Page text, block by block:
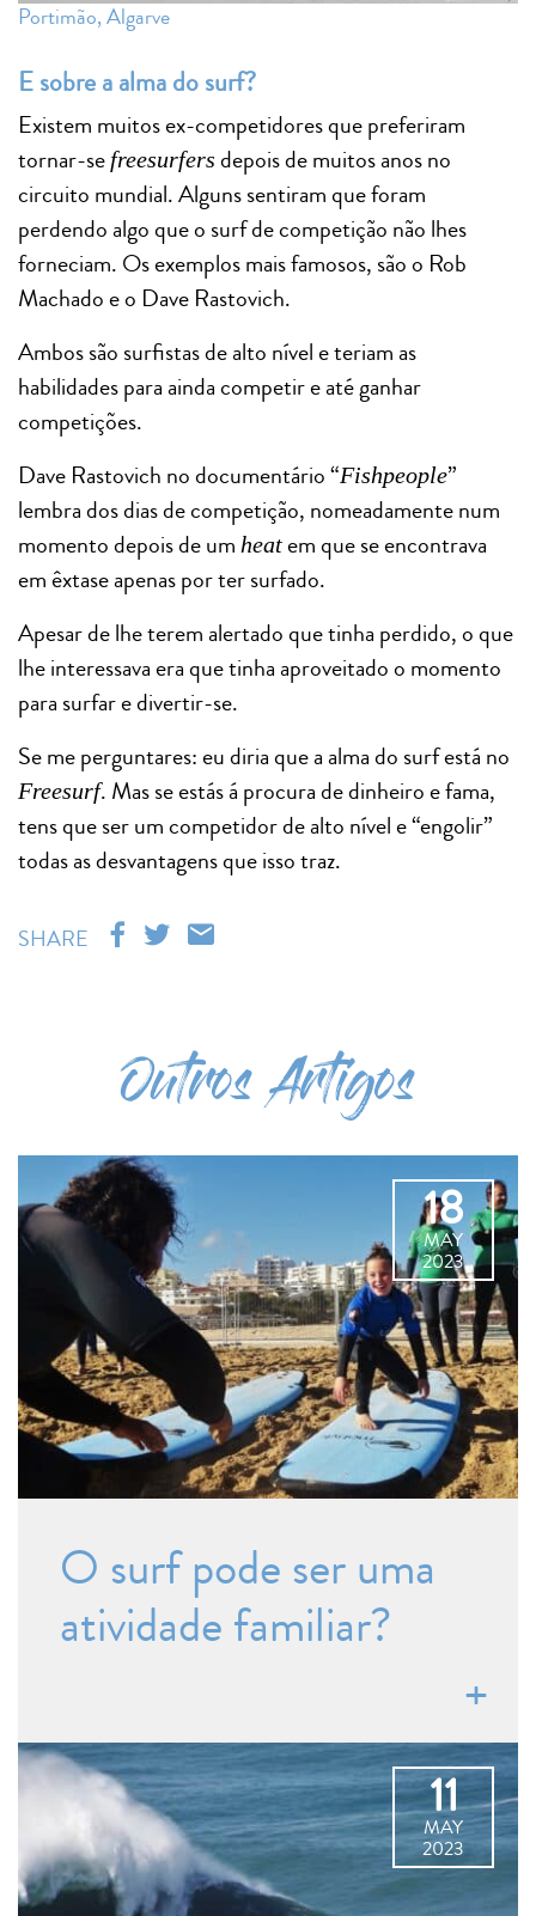
Portimão, Algarve
E sobre a alma do surf?
Existem muitos ex-competidores que preferiram
tornar-se freesurfers depois de muitos anos no
circuito mundial. Alguns sentiram que foram
perdendo algo que o surf de competição não lhes
forneciam. Os exemplos mais famosos, são o Rob
Machado e o Dave Rastovich.
Ambos são surfistas de alto nível e teriam as
habilidades para ainda competir e até ganhar
competições.
Dave Rastovich no documentário “Fishpeople”
lembra dos dias de competição, nomeadamente num
momento depois de um heatem que se encontrava
em êxtase apenas por ter surfado.
Apesar de lhe terem alertado que tinha perdido, o que
lhe interessava era que tinha aproveitado o momento
para surfar e divertir-se.
Se me perguntares: eu diria que a alma do surf está no
Freesurf. Mas se estás á procura de dinheiro e fama,
tens que ser um competidor de alto nível e “engolir”
todas as desvantagens que isso traz.
SHARE
Outros Artigos
18
MAY
2023
O surf pode ser uma
atividade familiar?
11
MAY
2023